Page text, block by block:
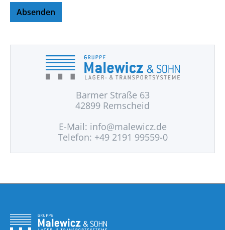
Absenden
Barmer Straße 63
42899 Remscheid
E-Mail: info@malewicz.de
Telefon: +49 2191 99559-0